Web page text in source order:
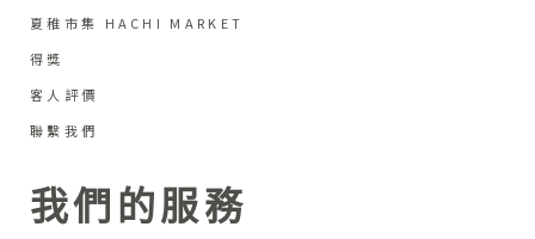
夏稚市集 HACHI MARKET
得獎
客人評價
聯繫我們
我們的服務